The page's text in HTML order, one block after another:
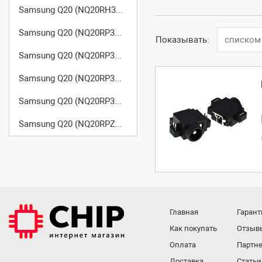
Samsung Q20 (NQ20RH3G98/SER)
Samsung Q20 (NQ20RP3M62/SEK)
Samsung Q20 (NQ20RP3P9G/SER)
Samsung Q20 (NQ20RP3PNQ/SEK)
Samsung Q20 (NQ20RP3PNQ/SER)
Samsung Q20 (NQ20RPZ000/SUK)
Показывать: списком
Главная
Как покупать
Оплата